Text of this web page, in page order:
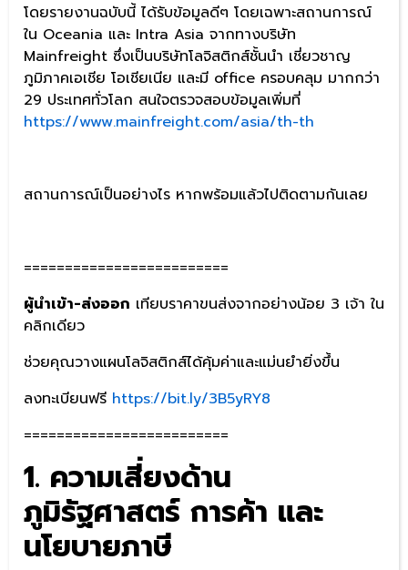
โดยรายงานฉบับนี้ ได้รับข้อมูลดีๆ โดยเฉพาะสถานการณ์
ใน Oceania และ Intra Asia จากทางบริษัท
Mainfreight ซึ่งเป็นบริษัทโลจิสติกส์ชั้นนำ เชี่ยวชาญ
ภูมิภาคเอเชีย โอเชียเนีย และมี office ครอบคลุม มากกว่า
29 ประเทศทั่วโลก สนใจตรวจสอบข้อมูลเพิ่มที่
https://www.mainfreight.com/asia/th-th
สถานการณ์เป็นอย่างไร หากพร้อมแล้วไปติดตามกันเลย
=========================
ผู้นำเข้า-ส่งออก เทียบราคาขนส่งจากอย่างน้อย 3 เจ้า ใน
คลิกเดียว
ช่วยคุณวางแผนโลจิสติกส์ได้คุ้มค่าและแม่นยำยิ่งขึ้น
ลงทะเบียนฟรี https://bit.ly/3B5yRY8
=========================
1. ความเสี่ยงด้าน
ภูมิรัฐศาสตร์ การค้า และ
นโยบายภาษี